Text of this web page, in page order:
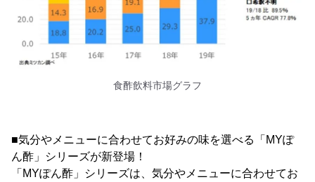
食酢飲料市場グラフ
■気分やメニューに合わせてお好みの味を選べる「MYぽ
ん酢」シリーズが新登場！
「MYぽん酢」シリーズは、気分やメニューに合わせてお